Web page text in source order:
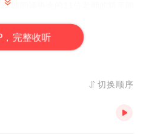
城朗诵协会的11位老师的精美朗
，完整收听
切换顺序